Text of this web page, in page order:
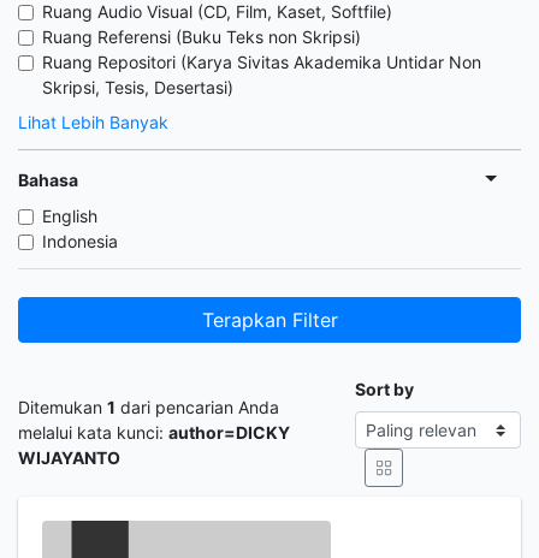
Ruang Audio Visual (CD, Film, Kaset, Softfile)
Ruang Referensi (Buku Teks non Skripsi)
Ruang Repositori (Karya Sivitas Akademika Untidar Non
Skripsi, Tesis, Desertasi)
Lihat Lebih Banyak
Bahasa
English
Indonesia
Terapkan Filter
Ditemukan 1 dari pencarian Anda
melalui kata kunci: author=DICKY
WIJAYANTO
Sort by